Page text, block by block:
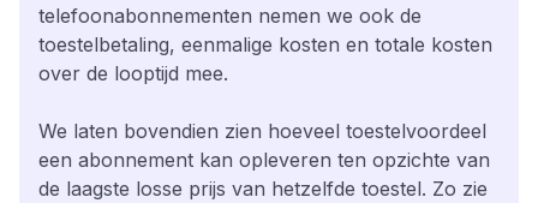
telefoonabonnementen nemen we ook de
toestelbetaling, eenmalige kosten en totale kosten
over de looptijd mee.
We laten bovendien zien hoeveel toestelvoordeel
een abonnement kan opleveren ten opzichte van
de laagste losse prijs van hetzelfde toestel. Zo zie